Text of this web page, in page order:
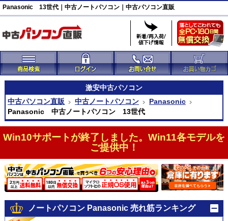
Panasonic 13世代｜中古ノートパソコン｜中古パソコン直販
激安中古パソコン
中古パソコン直販
中古ノートパソコン
Panasonic
Panasonic 中古ノートパソコン 13世代
Win10サポートが終了しました。Win11各モデルを
ご提供中！
ノートパソコン Panasonic 売れ筋ランキング